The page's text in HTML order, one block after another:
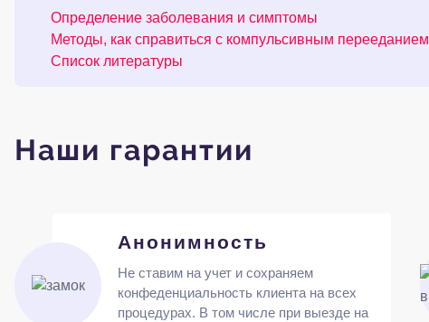
Определение заболевания и симптомы
Методы, как справиться с компульсивным перееданием
Список литературы
Наши гарантии
Анонимность
Не ставим на учет и сохраняем
конфеденциальность клиента на всех
процедурах. В том числе при выезде на